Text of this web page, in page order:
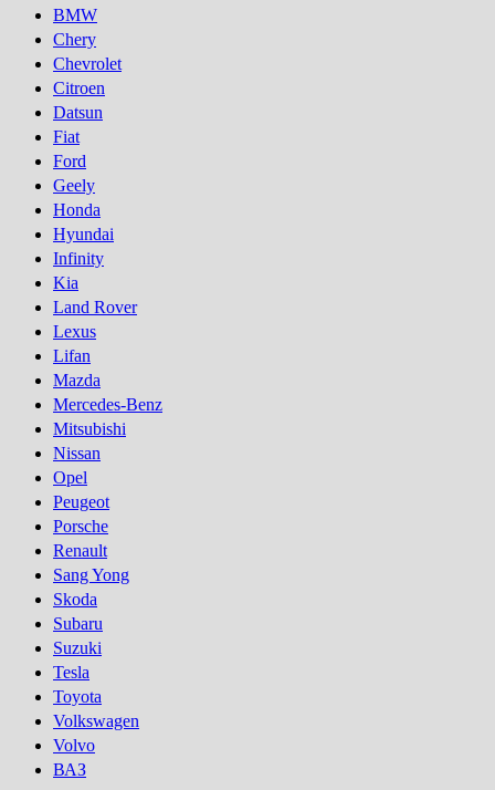
BMW
Chery
Chevrolet
Citroen
Datsun
Fiat
Ford
Geely
Honda
Hyundai
Infinity
Kia
Land Rover
Lexus
Lifan
Mazda
Mercedes-Benz
Mitsubishi
Nissan
Opel
Peugeot
Porsсhe
Renault
Sang Yong
Skoda
Subaru
Suzuki
Tesla
Toyota
Volkswagen
Volvo
ВАЗ